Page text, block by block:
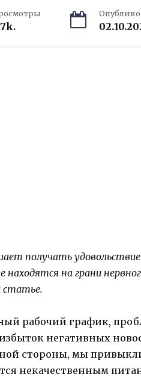
получать
на грани
статье.
рабочий график,
негативных
стороны, мы
некачественным